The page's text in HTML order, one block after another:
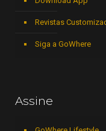
Revistas
Siga a GoWhere
Assine